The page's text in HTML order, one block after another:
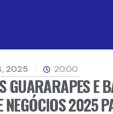
2025 20:00
GUARARAPES E
2025